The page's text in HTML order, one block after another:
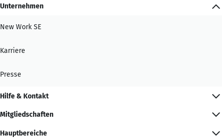
Unternehmen
New Work SE
Karriere
Presse
Hilfe & Kontakt
Mitgliedschaften
Hauptbereiche